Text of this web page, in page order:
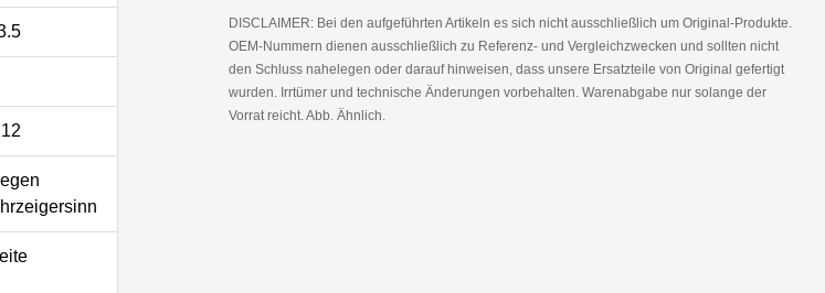
DISCLAIMER: Bei den aufgeführten Artikeln es sich nicht ausschließlich um Original-Produkte.
OEM-Nummern dienen ausschließlich zu Referenz- und Vergleichzwecken und sollten nicht
den Schluss nahelegen oder darauf hinweisen, dass unsere Ersatzteile von Original gefertigt
wurden. Irrtümer und technische Änderungen vorbehalten. Warenabgabe nur solange der
Vorrat reicht. Abb. Ähnlich.